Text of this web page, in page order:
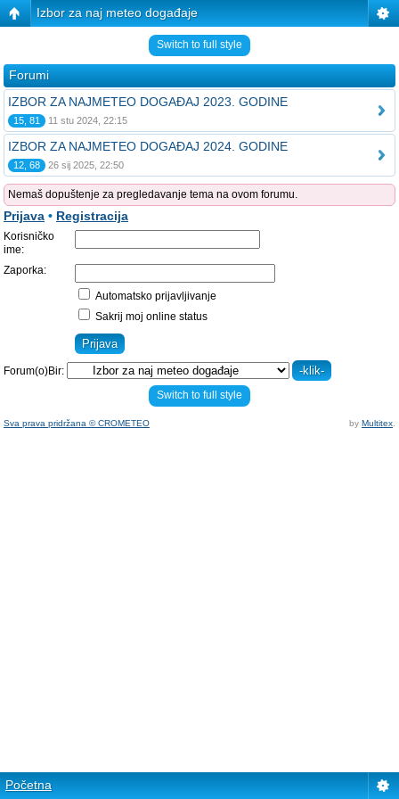
Izbor za naj meteo događaje
Switch to full style
Forumi
IZBOR ZA NAJMETEO DOGAĐAJ 2023. GODINE
15, 81 11 stu 2024, 22:15
IZBOR ZA NAJMETEO DOGAĐAJ 2024. GODINE
12, 68 26 sij 2025, 22:50
Nemaš dopuštenje za pregledavanje tema na ovom forumu.
Prijava • Registracija
Korisničko
ime:
Zaporka:
Automatsko prijavljivanje
Sakrij moj online status
Forum(o)Bir:
Switch to full style
Sva prava pridržana © CROMETEO by Multitex
Početna